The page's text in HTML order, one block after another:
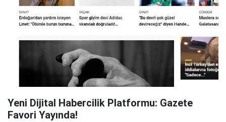
Yeni Dijital Habercilik Platformu: Gazete
Favori Yayında!